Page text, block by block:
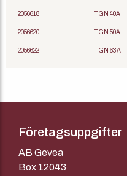
2056618 TGN 40A
2056620 TGN 50A
2056622 TGN 63A
Företagsuppgifter
AB Gevea
Box 12043